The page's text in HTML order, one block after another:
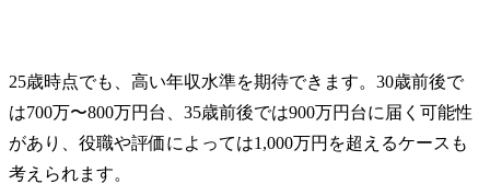
25歳時点でも、高い年収水準を期待できます。30歳前後で
は700万〜800万円台、35歳前後では900万円台に届く可能性
があり、役職や評価によっては1,000万円を超えるケースも
考えられます。